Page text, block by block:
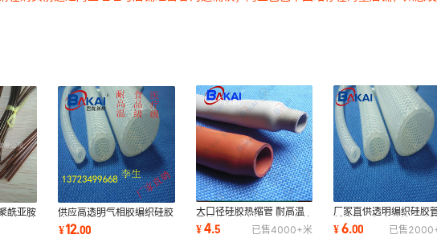
酰亚胺
管
供应高透明气相胶编织硅胶
管，硅橡胶双层复合夹纱
管， 网纹编织
¥12.00
大口径硅胶热缩管 耐高温
柔性热收缩套管，高倍收缩
硅橡胶热缩管
¥4.5 已售4000+米
厂家直供透明编织硅胶
纤维增强复合软管，硅
纱编织管
¥6.00 已售